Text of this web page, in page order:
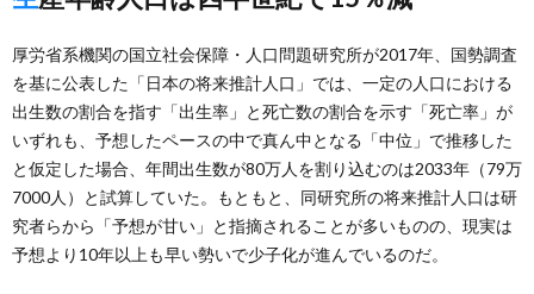
厚労省系機関の国立社会保障・人口問題研究所が2017年、国勢調査
を基に公表した「日本の将来推計人口」では、一定の人口における
出生数の割合を指す「出生率」と死亡数の割合を示す「死亡率」が
いずれも、予想したペースの中で真ん中となる「中位」で推移した
と仮定した場合、年間出生数が80万人を割り込むのは2033年（79万
7000人）と試算していた。もともと、同研究所の将来推計人口は研
究者らから「予想が甘い」と指摘されることが多いものの、現実は
予想より10年以上も早い勢いで少子化が進んでいるのだ。